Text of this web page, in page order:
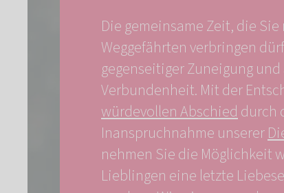
Die gemeinsame Zeit, die
Weggefährten verbringen
gegenseitiger Zuneigung
Verbundenheit. Mit der
würdevollen Abschied durch
Inanspruchnahme unserer
nehmen Sie die Möglichkeit
Lieblingen eine letzte